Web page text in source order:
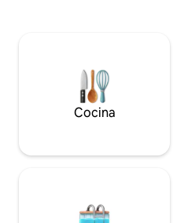
noviembre y desde febrero .
Cocina